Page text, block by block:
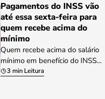
Pagamentos do INSS vão
até essa sexta-feira para
quem recebe acima do
mínimo
Quem recebe acima do salário
mínimo em benefício do INSS…
3 min Leitura